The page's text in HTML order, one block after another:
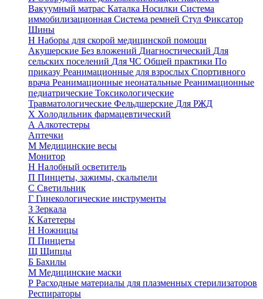
Вакуумный матрас Каталка Носилки Система
иммобилизационная Система ремней Стул Фиксатор
Шины
Н Наборы для скорой медицинской помощи
Акушерские Без вложений Диагностический Для
сельских поселений Для ЧС Общей практики По
приказу Реанимационные для взрослых Спортивного
врача Реанимационные неонатальные Реанимационные
педиатрические Токсикологические
Травматологические Фельдшерские Для РЖД
Х Холодильник фармацевтический
А Алкотестеры
Аптечки
М Медицинские весы
Монитор
Н Налобный осветитель
П Пинцеты, зажимы, скальпели
С Светильник
Г Гинекологические инструменты
З Зеркала
К Катетеры
Н Ножницы
П Пинцеты
Щ Щипцы
Б Бахилы
М Медицинские маски
Р Расходные материалы для плазменных стерилизаторов
Респираторы